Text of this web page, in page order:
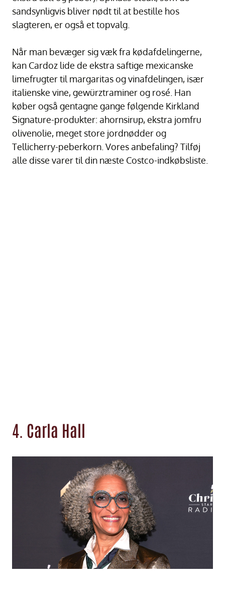
sandsynligvis bliver nødt til at bestille hos
slagteren, er også et topvalg.
Når man bevæger sig væk fra kødafdelingerne,
kan Cardoz lide de ekstra saftige mexicanske
limefrugter til margaritas og vinafdelingen, især
italienske vine, gewürztraminer og rosé. Han
køber også gentagne gange følgende Kirkland
Signature-produkter: ahornsirup, ekstra jomfru
olivenolie, meget store jordnødder og
Tellicherry-peberkorn. Vores anbefaling? Tilføj
alle disse varer til din næste Costco-indkøbsliste.
4. Carla Hall